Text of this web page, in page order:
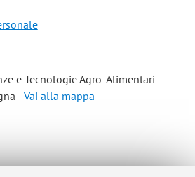
e Tecnologie Agro-Alimentari
-Vai alla mappa